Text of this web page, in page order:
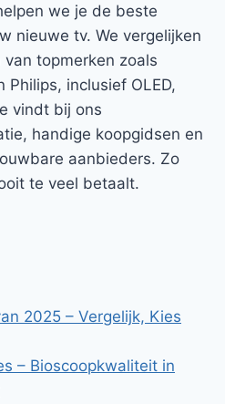
we je de beste
nieuwe tv. We vergelijken
topmerken zoals
Philips, inclusief OLED,
vindt bij ons
handige koopgidsen en
aanbieders. Zo
te veel betaalt.
2025 – Vergelijk, Kies
– Bioscoopkwaliteit in